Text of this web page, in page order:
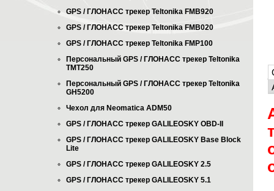
GPS / ГЛОНАСС трекер Teltonika FMB920
GPS / ГЛОНАСС трекер Teltonika FMB020
GPS / ГЛОНАСС трекер Teltonika FMP100
Персональный GPS / ГЛОНАСС трекер Teltonika
TMT250
Персональный GPS / ГЛОНАСС трекер Teltonika
GH5200
Чехол для Neomatica ADM50
GPS / ГЛОНАСС трекер GALILEOSKY OBD-II
GPS / ГЛОНАСС трекер GALILEOSKY Base Block
Lite
GPS / ГЛОНАСС трекер GALILEOSKY 2.5
GPS / ГЛОНАСС трекер GALILEOSKY 5.1